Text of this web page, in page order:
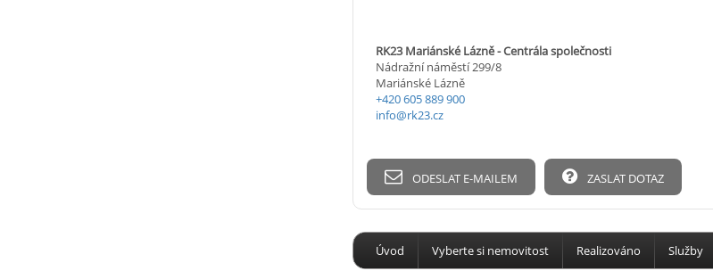
RK23 Mariánské Lázně - Centrála společnosti
Nádražní náměstí 299/8
Mariánské Lázně
+420 605 889 900
info@rk23.cz
ODESLAT E-MAILEM ZASLAT DOTAZ
Úvod Vyberte si nemovitost Realizováno Služby